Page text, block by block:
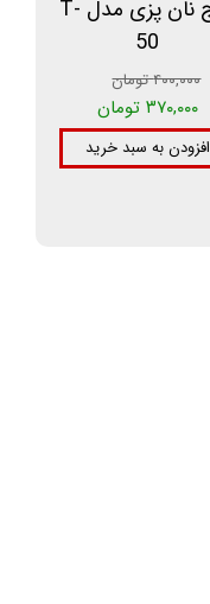
ساج نان پزی مدل T-
50
۴۰۰,۰۰۰ تومان
۳۷۰,۰۰۰ تومان
افزودن به سبد خرید